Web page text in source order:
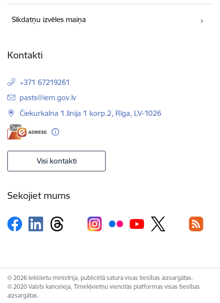
Sīkdatņu izvēles maiņa
Kontakti
+371 67219261
E-pasts:
pasts@iem.gov.lv
Čiekurkalna 1.līnija 1 korp.2, Rīga, LV-1026
Visi kontakti
Sekojiet mums
© 2026 Iekšlietu ministrija, publicētā satura visas tiesības aizsargātas.
© 2020 Valsts kanceleja, Tīmekļvietņu vienotās platformas visas tiesības
aizsargātas.